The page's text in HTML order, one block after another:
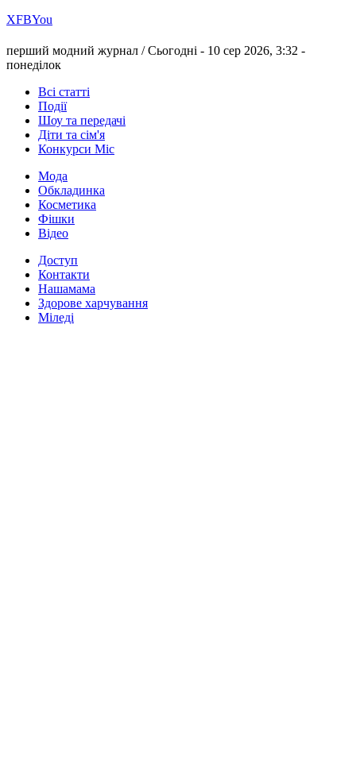
ХFBYou
перший модний журнал /Сьогодні - 10 сер 2026, 3:32 -
понеділок
Всі статті
Події
Шоу та передачі
Діти та сім'я
Конкурси Міс
Мода
Обкладинка
Косметика
Фішки
Відео
Доступ
Контакти
Нашамама
Здорове харчування
Міледі